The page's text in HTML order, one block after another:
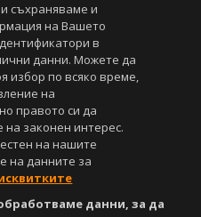
Всички права запазени.
Media Group
използвани в него, са
съхраняваме и
на Вашето
в
данни. Можете да
избор по всяко време,
на
правото си да
на законен интерес.
на нашите
на данните за
данни, за да